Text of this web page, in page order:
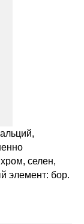
селен,
элемент: бор.